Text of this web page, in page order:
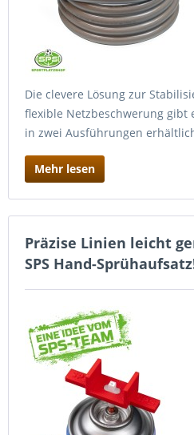
Die clevere Lösung zur
flexible Netzbeschwerung gibt
in zwei Ausführungen
Mehr lesen
Präzise Linien leicht
SPS Hand-